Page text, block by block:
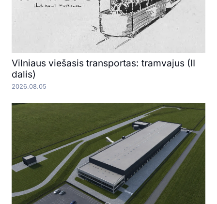
Vilniaus viešasis transportas: tramvajus (II
dalis)
2026.08.05